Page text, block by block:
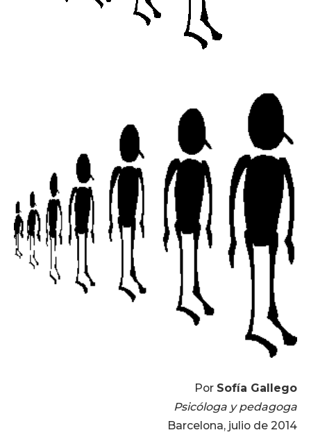
Por Sofía Gallego
Psicóloga y pedagoga
Barcelona, julio de 2014